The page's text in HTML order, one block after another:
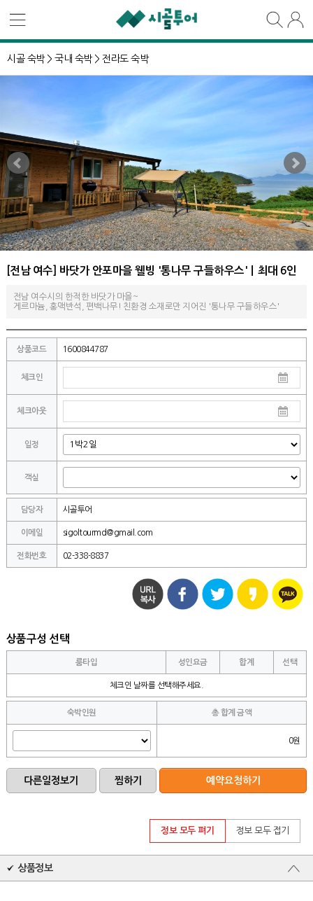
시골 숙박 > 국내 숙박 > 전라도 숙박
[전남 여수] 바닷가 안포마을 웰빙 '통나무 구들하우스'ㅣ최대 6인
전남 여수시의 한적한 바닷가 마을~
게르마늄, 홍맥반석, 편백나무! 친환경 소재로만 지어진 '통나무 구들하우스'
상품코드 1600844787
체크인
체크아웃
일정
객실
담당자 시골투어
이메일 sigoltourmd@gmail.com
전화번호 02-338-8837
상품구성 선택
룸타입 성인요금 합계 선택
체크인 날짜를 선택해주세요.
숙박인원 총 합계 금액
0원
정보 모두 접기
정보 모두 펴기
상품정보